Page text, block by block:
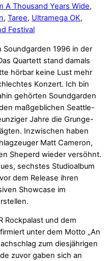
A Thousand Years Wide,
, Taree, Ultramega OK,
Festival
Soundgarden 1996 in der
Quartett stand damals
hörbar keine Lust mehr
Konzert. Ich bin
gehörten Soundgarden
maßgeblichen Seattle-
Jahre die Grunge-
Inzwischen haben
Matt Cameron,
Sheperd wieder versöhnt.
sechstes Studioalbum
dem Release ihren
Showcase im
Rockpalast und dem
unter dem Motto „An
zum diesjährigen
zuvor gaben sich an